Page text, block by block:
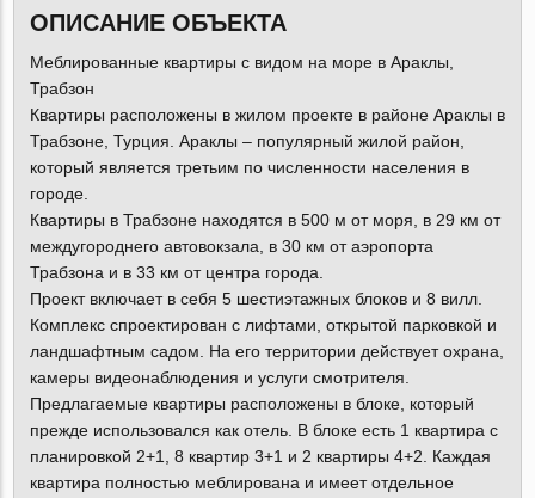
ОПИСАНИЕ ОБЪЕКТА
Меблированные квартиры с видом на море в Араклы,
Трабзон
Квартиры расположены в жилом проекте в районе Араклы в
Трабзоне, Турция. Араклы – популярный жилой район,
который является третьим по численности населения в
городе.
Квартиры в Трабзоне находятся в 500 м от моря, в 29 км от
междугороднего автовокзала, в 30 км от аэропорта
Трабзона и в 33 км от центра города.
Проект включает в себя 5 шестиэтажных блоков и 8 вилл.
Комплекс спроектирован с лифтами, открытой парковкой и
ландшафтным садом. На его территории действует охрана,
камеры видеонаблюдения и услуги смотрителя.
Предлагаемые квартиры расположены в блоке, который
прежде использовался как отель. В блоке есть 1 квартира с
планировкой 2+1, 8 квартир 3+1 и 2 квартиры 4+2. Каждая
квартира полностью меблирована и имеет отдельное